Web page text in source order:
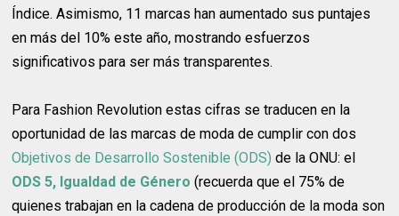
Índice. Asimismo, 11 marcas han aumentado sus puntajes
en más del 10% este año, mostrando esfuerzos
significativos para ser más transparentes.
Para Fashion Revolution estas cifras se traducen en la
oportunidad de las marcas de moda de cumplir con dos
Objetivos de Desarrollo Sostenible (ODS) de la ONU: el
ODS 5, Igualdad de Género (recuerda que el 75% de
quienes trabajan en la cadena de producción de la moda son